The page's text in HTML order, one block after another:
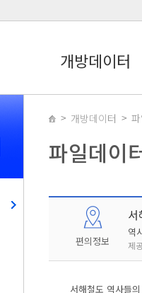
개방데이터
개방데이터
파일데이
편의정보
역
제
서해철도 역사들